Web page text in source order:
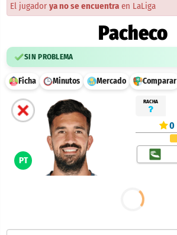
El jugador ya no se encuentra en LaLiga
Pacheco
SIN PROBLEMA
Ficha Minutos Mercado Comparar
PT
RACHA
0